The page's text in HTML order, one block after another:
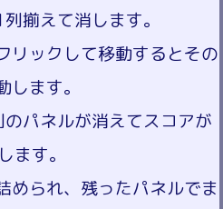
揃えて消します。
リックして移動するとその
ます。
パネルが消えてスコアが
ます。
められ、残ったパネルでま